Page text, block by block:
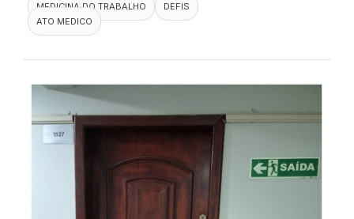
MEDICINA DO TRABALHO
DEFIS
ATO MEDICO